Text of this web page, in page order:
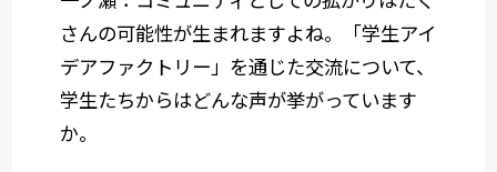
さんの可能性が生まれますよね。「学生アイ
デアファクトリー」を通じた交流について、
学生たちからはどんな声が挙がっています
か。